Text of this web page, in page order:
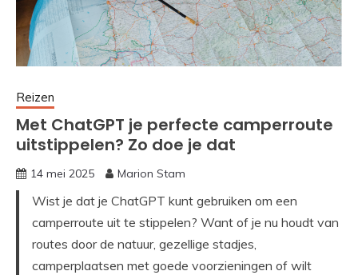
Reizen
Met ChatGPT je perfecte camperroute
uitstippelen? Zo doe je dat
14 mei 2025 Marion Stam
Wist je dat je ChatGPT kunt gebruiken om een
camperroute uit te stippelen? Want of je nu houdt van
routes door de natuur, gezellige stadjes,
camperplaatsen met goede voorzieningen of wilt